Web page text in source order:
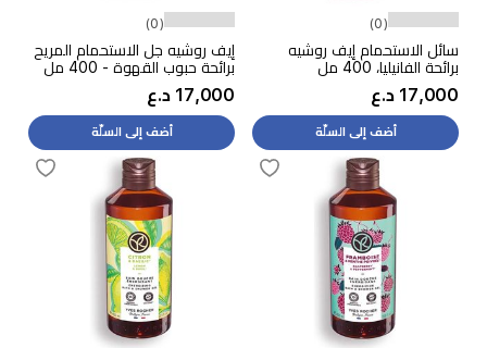
(0)
سائل الاستحمام إيف روشيه
برائحة الفانيليا، 400 مل
17,000 د.ع
أضف إلى السلّة
(0)
إيف روشيه جل الاستحمام المريح
برائحة حبوب القهوة - 400 مل
17,000 د.ع
أضف إلى السلّة